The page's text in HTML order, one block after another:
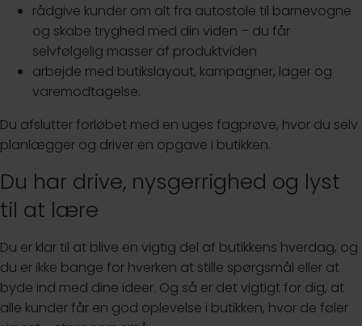
rådgive kunder om alt fra autostole til barnevogne
og skabe tryghed med din viden – du får
selvfølgelig masser af produktviden
arbejde med butikslayout, kampagner, lager og
varemodtagelse.
Du afslutter forløbet med en uges fagprøve, hvor du selv
planlægger og driver en opgave i butikken.
Du har drive, nysgerrighed og lyst
til at lære
Du er klar til at blive en vigtig del af butikkens hverdag, og
du er ikke bange for hverken at stille spørgsmål eller at
byde ind med dine ideer. Og så er det vigtigt for dig, at
alle kunder får en god oplevelse i butikken, hvor de føler